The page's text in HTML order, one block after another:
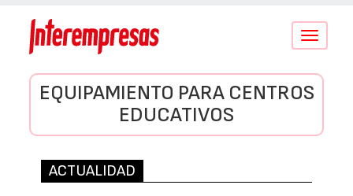
Conmutar
EQUIPAMIENTO PARA CENTROS
EDUCATIVOS
ACTUALIDAD